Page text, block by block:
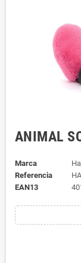
ANIMAL
Marca
Referencia
EAN13